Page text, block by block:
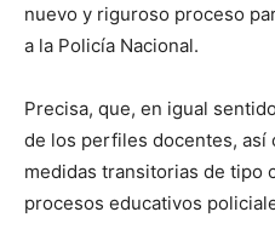
nuevo y riguroso proceso
a la Policía Nacional.
Precisa, que, en igual
de los perfiles docentes, así
medidas transitorias de tipo
procesos educativos